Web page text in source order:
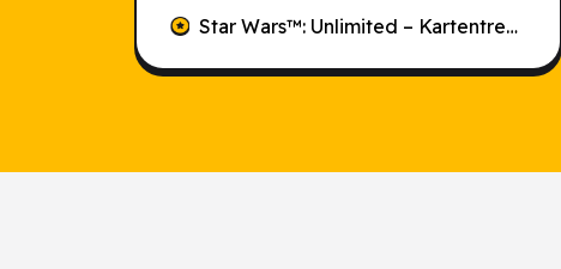
Handmarker
Star Wars™: Unlimited – Kartentrenner und Handmarker – Asche des Imperiums